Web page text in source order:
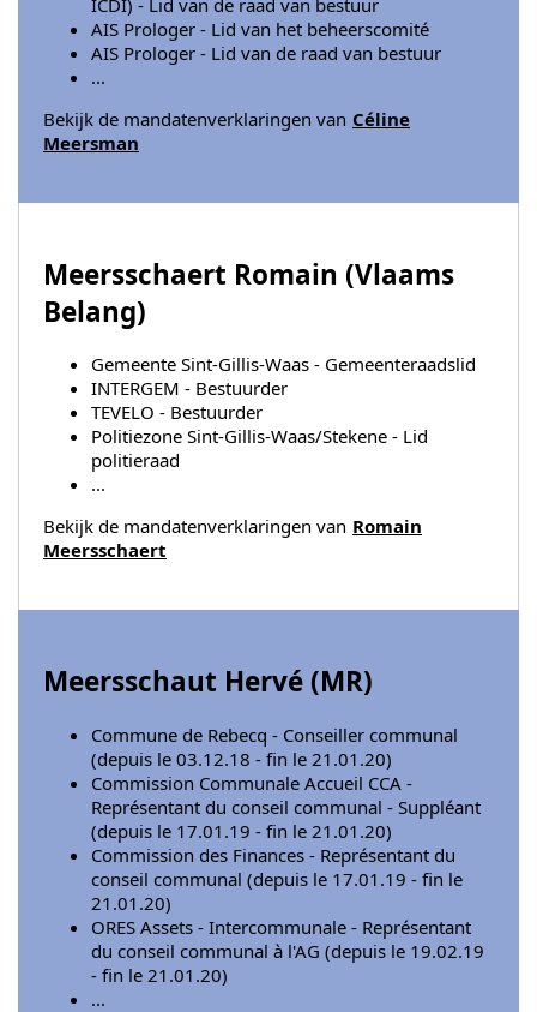
AIS Prologer - Lid van het beheerscomité
AIS Prologer - Lid van de raad van bestuur
...
Bekijk de mandatenverklaringen van Céline
Meersman
Meersschaert Romain (Vlaams
Belang)
Gemeente Sint-Gillis-Waas - Gemeenteraadslid
INTERGEM - Bestuurder
TEVELO - Bestuurder
Politiezone Sint-Gillis-Waas/Stekene - Lid
politieraad
...
Bekijk de mandatenverklaringen van Romain
Meersschaert
Meersschaut Hervé (MR)
Commune de Rebecq - Conseiller communal
(depuis le 03.12.18 - fin le 21.01.20)
Commission Communale Accueil CCA -
Représentant du conseil communal - Suppléant
(depuis le 17.01.19 - fin le 21.01.20)
Commission des Finances - Représentant du
conseil communal (depuis le 17.01.19 - fin le
21.01.20)
ORES Assets - Intercommunale - Représentant
du conseil communal à l'AG (depuis le 19.02.19
- fin le 21.01.20)
...